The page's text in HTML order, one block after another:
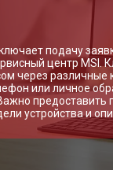
подачу
центр MSI.
через
или личное
предоставить
устройства и